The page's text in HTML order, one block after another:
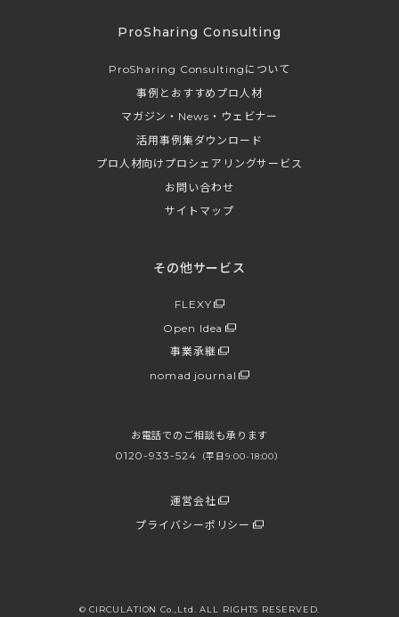
ProSharing Consulting
ProSharing Consultingについて
事例とおすすめプロ人材
マガジン・News・ウェビナー
活用事例集ダウンロード
プロ人材向けプロシェアリングサービス
お問い合わせ
サイトマップ
その他サービス
FLEXY
Open Idea
事業承継
nomad journal
お電話でのご相談も承ります
0120-933-524 （平日9:00-18:00）
運営会社
プライバシーポリシー
© CIRCULATION Co.,Ltd. ALL RIGHTS RESERVED.